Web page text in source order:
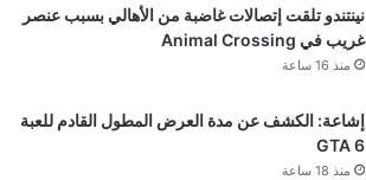
نينتندو تلقت إتصالات غاضبة من الأهالي بسبب عنصر
غريب في Animal Crossing
منذ 16 ساعة
إشاعة: الكشف عن مدة العرض المطول القادم للعبة
GTA 6
منذ 18 ساعة